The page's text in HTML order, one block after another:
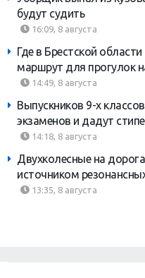
будут судить
16:09, 8 августа
Где в Брестской
маршрут для прогулок
14:49, 8 августа
Выпускников 9-х
экзаменов и дадут
14:18, 8 августа
Двухколесные на
источником
13:35, 8 августа